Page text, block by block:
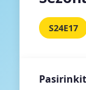
S24E17